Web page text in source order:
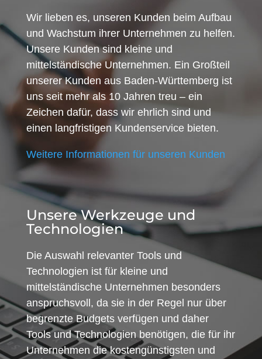
Wir lieben es, unseren Kunden beim Aufbau
und Wachstum ihrer Unternehmen zu helfen.
Unsere Kunden sind kleine und
mittelständische Unternehmen. Ein Großteil
unserer Kunden aus Baden-Württemberg ist
uns seit mehr als 10 Jahren treu – ein
Zeichen dafür, dass wir ehrlich sind und
einen langfristigen Kundenservice bieten.
Weitere Informationen für unseren Kunden
Unsere Werkzeuge und
Technologien
Die Auswahl relevanter Tools und
Technologien ist für kleine und
mittelständische Unternehmen besonders
anspruchsvoll, da sie in der Regel nur über
begrenzte Budgets verfügen und daher
Tools und Technologien benötigen, die für ihr
Unternehmen die kostengünstigsten und